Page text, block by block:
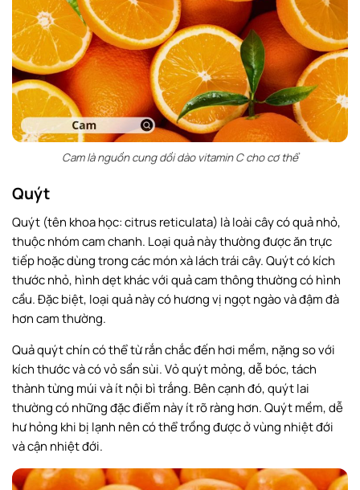
Cam là nguồn cung dồi dào vitamin C cho cơ thể
Quýt
Quýt (tên khoa học: citrus reticulata) là loài cây có quả nhỏ,
thuộc nhóm cam chanh. Loại quả này thường được ăn trực
tiếp hoặc dùng trong các món xà lách trái cây. Quýt có kích
thước nhỏ, hình dẹt khác với quả cam thông thường có hình
cầu. Đặc biệt, loại quả này có hương vị ngọt ngào và đậm đà
hơn cam thường.
Quả quýt chín có thể từ rắn chắc đến hơi mềm, nặng so với
kích thước và có vỏ sần sùi. Vỏ quýt mỏng, dễ bóc, tách
thành từng múi và ít nội bì trắng. Bên cạnh đó, quýt lai
thường có những đặc điểm này ít rõ ràng hơn. Quýt mềm, dễ
hư hỏng khi bị lạnh nên có thể trồng được ở vùng nhiệt đới
và cận nhiệt đới.